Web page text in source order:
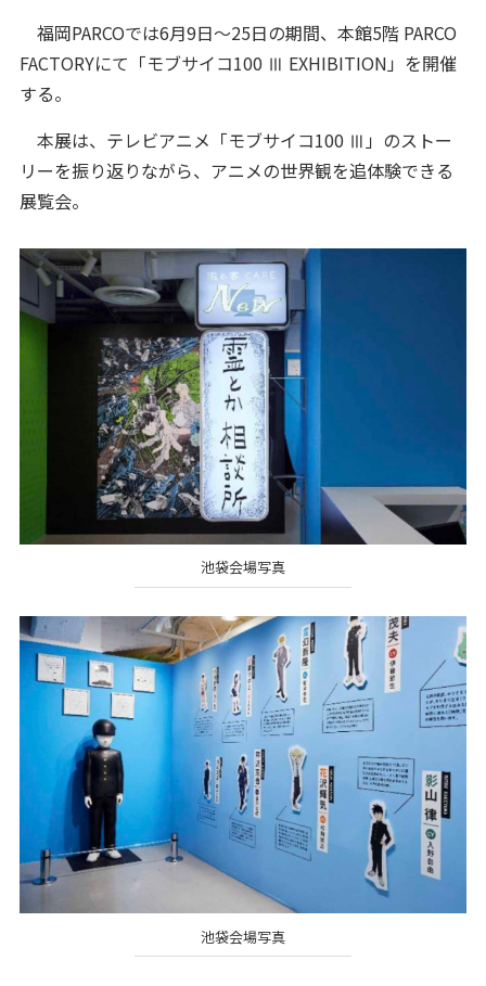
福岡PARCOでは6月9日〜25日の期間、本館5階 PARCO
FACTORYにて「モブサイコ100 Ⅲ EXHIBITION」を開催
する。
本展は、テレビアニメ「モブサイコ100 Ⅲ」のストー
リーを振り返りながら、アニメの世界観を追体験できる
展覧会。
池袋会場写真
池袋会場写真